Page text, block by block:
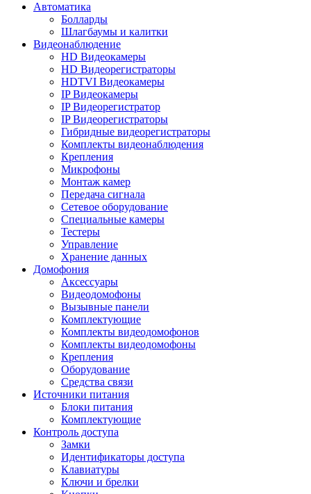
Автоматика
Болларды
Шлагбаумы и калитки
Видеонаблюдение
HD Видеокамеры
HD Видеорегистраторы
HDTVI Видеокамеры
IP Видеокамеры
IP Видеорегистратор
IP Видеорегистраторы
Гибридные видеорегистраторы
Комплекты видеонаблюдения
Крепления
Микрофоны
Монтаж камер
Передача сигнала
Сетевое оборудование
Специальные камеры
Тестеры
Управление
Хранение данных
Домофония
Аксессуары
Видеодомофоны
Вызывные панели
Комплектующие
Комплекты видеодомофонов
Комплекты видеодомофоны
Крепления
Оборудование
Средства связи
Источники питания
Блоки питания
Комплектующие
Контроль доступа
Замки
Идентификаторы доступа
Клавиатуры
Ключи и брелки